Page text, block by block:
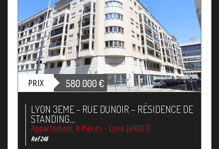
PRIX 580 000€
LYON 3EME - RUE DUNOIR – RÉSIDENCE DE
STANDING...
Appartement 4 Pièces - Lyon (69003)
Ref 248